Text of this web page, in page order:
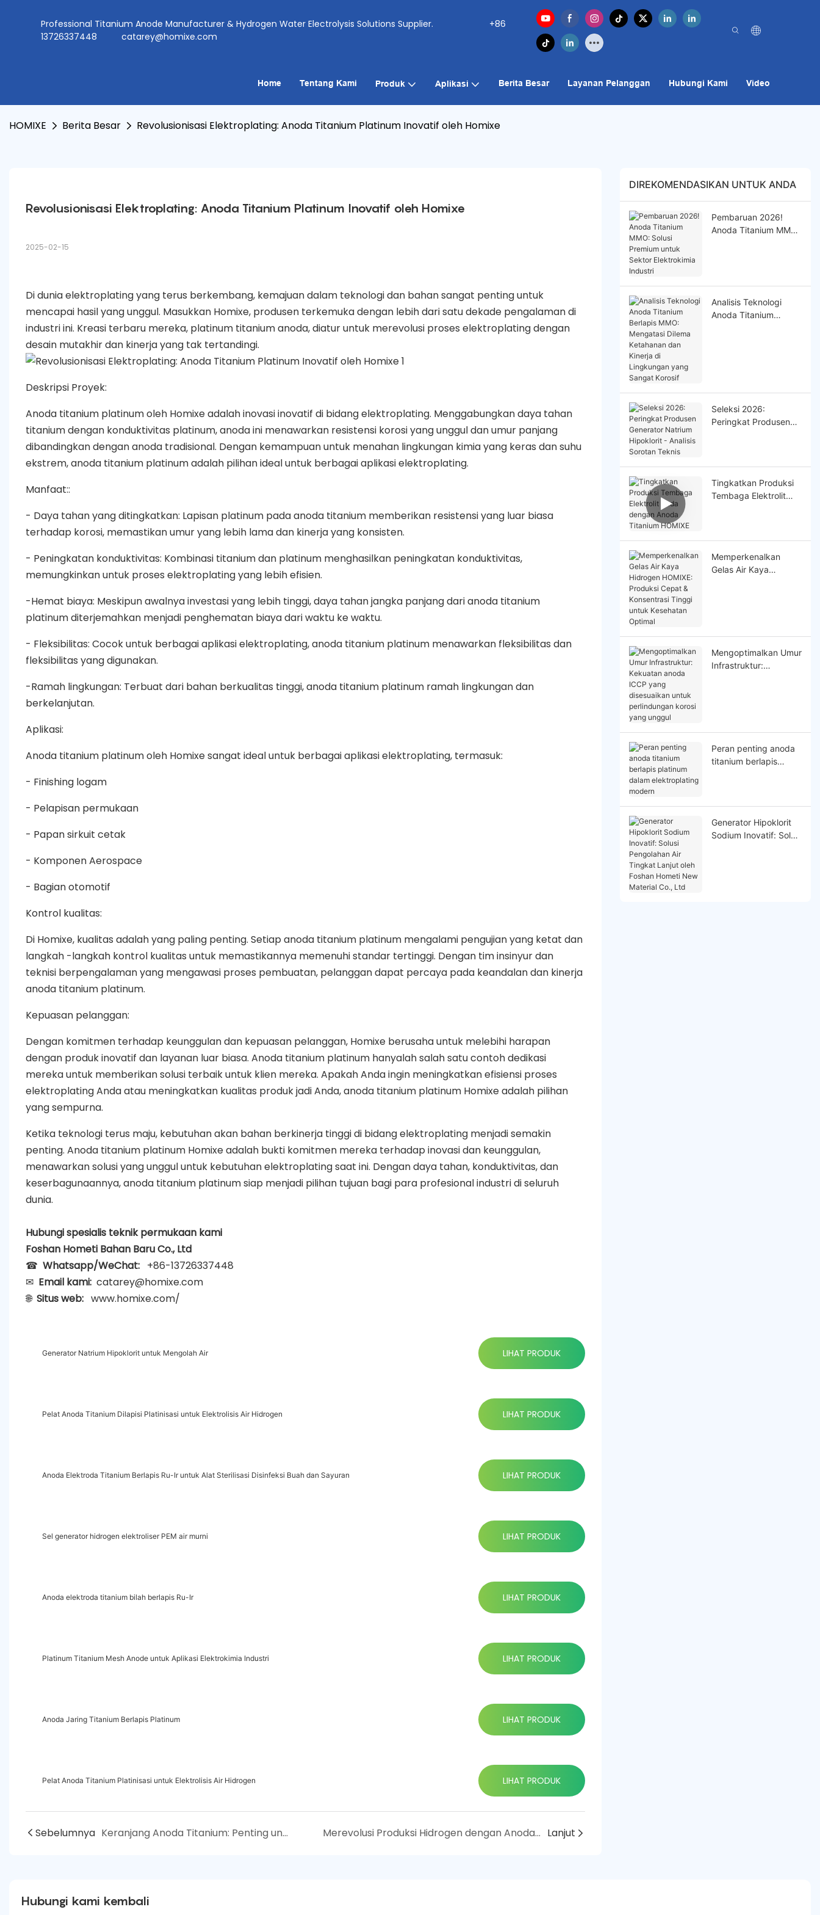
Professional Titanium Anode Manufacturer & Hydrogen Water Electrolysis Solutions Supplier.
+86
13726337448
catarey@homixe.com
Home Tentang Kami Produk Aplikasi Berita Besar Layanan Pelanggan Hubungi Kami Video
HOMIXE Berita Besar Revolusionisasi Elektroplating: Anoda Titanium Platinum Inovatif oleh Homixe
Revolusionisasi Elektroplating: Anoda Titanium Platinum Inovatif oleh Homixe
2025-02-15
Di dunia elektroplating yang terus berkembang, kemajuan dalam teknologi dan bahan sangat penting untuk
mencapai hasil yang unggul. Masukkan Homixe, produsen terkemuka dengan lebih dari satu dekade pengalaman di
industri ini. Kreasi terbaru mereka, platinum titanium anoda, diatur untuk merevolusi proses elektroplating dengan
desain mutakhir dan kinerja yang tak tertandingi.
Deskripsi Proyek:
Anoda titanium platinum oleh Homixe adalah inovasi inovatif di bidang elektroplating. Menggabungkan daya tahan
titanium dengan konduktivitas platinum, anoda ini menawarkan resistensi korosi yang unggul dan umur panjang
dibandingkan dengan anoda tradisional. Dengan kemampuan untuk menahan lingkungan kimia yang keras dan suhu
ekstrem, anoda titanium platinum adalah pilihan ideal untuk berbagai aplikasi elektroplating.
Manfaat::
- Daya tahan yang ditingkatkan: Lapisan platinum pada anoda titanium memberikan resistensi yang luar biasa
terhadap korosi, memastikan umur yang lebih lama dan kinerja yang konsisten.
- Peningkatan konduktivitas: Kombinasi titanium dan platinum menghasilkan peningkatan konduktivitas,
memungkinkan untuk proses elektroplating yang lebih efisien.
-Hemat biaya: Meskipun awalnya investasi yang lebih tinggi, daya tahan jangka panjang dari anoda titanium
platinum diterjemahkan menjadi penghematan biaya dari waktu ke waktu.
- Fleksibilitas: Cocok untuk berbagai aplikasi elektroplating, anoda titanium platinum menawarkan fleksibilitas dan
fleksibilitas yang digunakan.
-Ramah lingkungan: Terbuat dari bahan berkualitas tinggi, anoda titanium platinum ramah lingkungan dan
berkelanjutan.
Aplikasi:
Anoda titanium platinum oleh Homixe sangat ideal untuk berbagai aplikasi elektroplating, termasuk:
- Finishing logam
- Pelapisan permukaan
- Papan sirkuit cetak
- Komponen Aerospace
- Bagian otomotif
Kontrol kualitas:
Di Homixe, kualitas adalah yang paling penting. Setiap anoda titanium platinum mengalami pengujian yang ketat dan
langkah -langkah kontrol kualitas untuk memastikannya memenuhi standar tertinggi. Dengan tim insinyur dan
teknisi berpengalaman yang mengawasi proses pembuatan, pelanggan dapat percaya pada keandalan dan kinerja
anoda titanium platinum.
Kepuasan pelanggan:
Dengan komitmen terhadap keunggulan dan kepuasan pelanggan, Homixe berusaha untuk melebihi harapan
dengan produk inovatif dan layanan luar biasa. Anoda titanium platinum hanyalah salah satu contoh dedikasi
mereka untuk memberikan solusi terbaik untuk klien mereka. Apakah Anda ingin meningkatkan efisiensi proses
elektroplating Anda atau meningkatkan kualitas produk jadi Anda, anoda titanium platinum Homixe adalah pilihan
yang sempurna.
Ketika teknologi terus maju, kebutuhan akan bahan berkinerja tinggi di bidang elektroplating menjadi semakin
penting. Anoda titanium platinum Homixe adalah bukti komitmen mereka terhadap inovasi dan keunggulan,
menawarkan solusi yang unggul untuk kebutuhan elektroplating saat ini. Dengan daya tahan, konduktivitas, dan
keserbagunaannya, anoda titanium platinum siap menjadi pilihan tujuan bagi para profesional industri di seluruh
dunia.
Hubungi spesialis teknik permukaan kami
Foshan Hometi Bahan Baru Co., Ltd
☎ Whatsapp/WeChat: +86-13726337448
✉ Email kami: catarey@homixe.com
🌐 Situs web: www.homixe.com/
Generator Natrium Hipoklorit untuk Mengolah Air LIHAT PRODUK
Pelat Anoda Titanium Dilapisi Platinisasi untuk Elektrolisis Air Hidrogen LIHAT PRODUK
Anoda Elektroda Titanium Berlapis Ru-Ir untuk Alat Sterilisasi Disinfeksi Buah dan Sayuran LIHAT PRODUK
Sel generator hidrogen elektroliser PEM air murni LIHAT PRODUK
Anoda elektroda titanium bilah berlapis Ru-Ir LIHAT PRODUK
Platinum Titanium Mesh Anode untuk Aplikasi Elektrokimia Industri LIHAT PRODUK
Anoda Jaring Titanium Berlapis Platinum LIHAT PRODUK
Pelat Anoda Titanium Platinisasi untuk Elektrolisis Air Hidrogen LIHAT PRODUK
Sebelumnya Keranjang Anoda Titanium: Penting untuk Aplikasi Elektrokimia Merevolusi Produksi Hidrogen dengan Anoda Platinum-Titanium: Terobosan dalam Efisiensi Elektrolisis Lanjut
DIREKOMENDASIKAN UNTUK ANDA
Pembaruan 2026!
Anoda Titanium MMO:
Analisis Teknologi
Anoda Titanium
Seleksi 2026:
Peringkat Produsen
Tingkatkan Produksi
Tembaga Elektrolit
Memperkenalkan
Gelas Air Kaya
Mengoptimalkan Umur
Infrastruktur:
Peran penting anoda
titanium berlapis
Generator Hipoklorit
Sodium Inovatif: Solusi
Hubungi kami kembali